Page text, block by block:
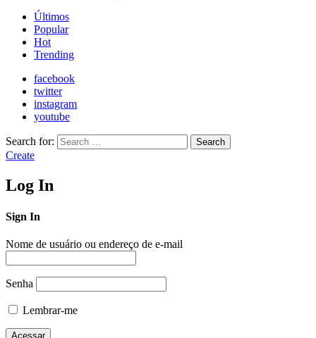
Últimos
Popular
Hot
Trending
facebook
twitter
instagram
youtube
Search for: Search
Create
Log In
Sign In
Nome de usuário ou endereço de e-mail
Senha
Lembrar-me